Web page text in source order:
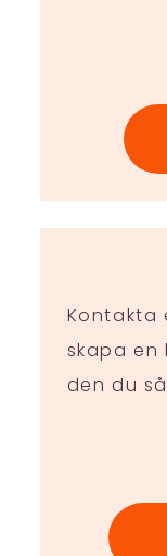
Kontakta
skapa en
den du